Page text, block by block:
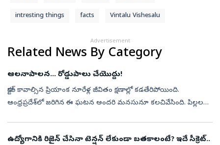
intresting things facts Vintalu Vishesalu
Advertisement
Related News By Category
ఆలనాపాలన... రోడ్డుపాలు చేయొద్దు!
డాక్టర్‌ కావాల్సిన ప్రియాంక నూరేళ్ల జీవితం క్షణాల్లో కడతేరిపోయింది.
ఆంధ్రప్రదేశ్‌లో జరిగిన ఈ ఘటన అందరి మనసునూ కలచివేసింది. పిల్లలకు
ఉద్యోగానికి రిజైన్ చేసినా టెన్షన్ లేకుండా బతకాలంటే? ఇదే సీక్రెట్..